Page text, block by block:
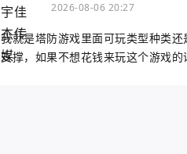
2026-08-06 20:27
我就是塔防游戏里面可玩类型种类
支撑，如果不想花钱来玩这个游戏的